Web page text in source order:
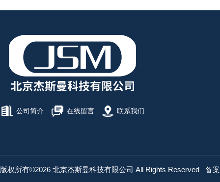
公司简介 在线留言 联系我们
版权所有©2026 北京杰斯曼科技有限公司 All Rights Reserved 备